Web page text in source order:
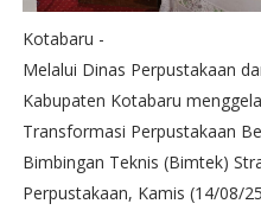
Kotabaru -
Melalui Dinas Perpustakaan
Kabupaten Kotabaru
Transformasi Perpustakaan
Bimbingan Teknis (Bimtek)
Perpustakaan, Kamis (14/08/